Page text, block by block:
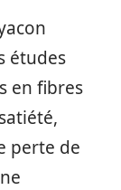
études
en fibres
perte de